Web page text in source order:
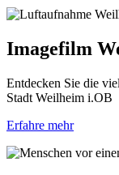
Imagefilm
Entdecken Sie die
Stadt Weilheim i.OB
Erfahre mehr